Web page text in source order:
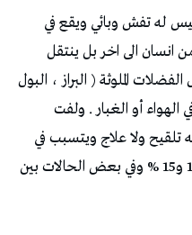
له تفش وبائي ويقع في
انسان الى اخر بل ينتقل
الملوثة ( البراز ، البول
الهواء أو الغبار . ولفت
تلقيح ولا علاج ويتسبب في
حالات الوفاة بنسب متفاوتة بين 10 و15 % وفي بعض الحالات بين